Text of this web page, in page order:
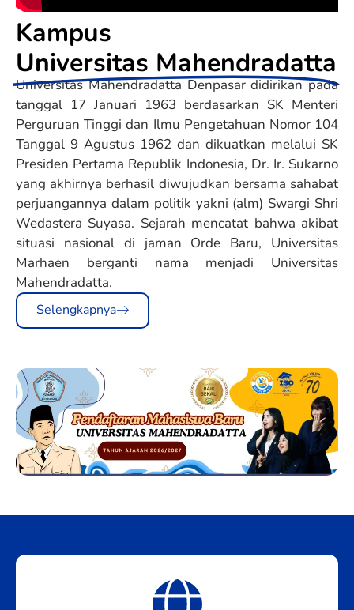
Kampus
Universitas Mahendradatta
Universitas Mahendradatta Denpasar didirikan pada
tanggal 17 Januari 1963 berdasarkan SK Menteri
Perguruan Tinggi dan Ilmu Pengetahuan Nomor 104
Tanggal 9 Agustus 1962 dan dikuatkan melalui SK
Presiden Pertama Republik Indonesia, Dr. Ir. Sukarno
yang akhirnya berhasil diwujudkan bersama sahabat
perjuangannya dalam politik yakni (alm) Swargi Shri
Wedastera Suyasa. Sejarah mencatat bahwa akibat
situasi nasional di jaman Orde Baru, Universitas
Marhaen berganti nama menjadi Universitas
Mahendradatta.
Selengkapnya